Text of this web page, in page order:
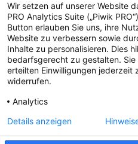
PRESSEINFOS
Fotos & Media
Digitale Pressemappen
Patientenaktionen
DKMS SPENDENKONTO
DKMS Donor Center gGmbH
Wir setzen auf unserer Website
PRO Analytics Suite („Piwik
Button erlauben Sie uns, ihre
Website zu verbessern sowie
Inhalte zu personalisieren. Dies
bedarfsgerecht zu gestalten.
erteilten Einwilligungen jederzeit
widerrufen.
Analytics
Details anzeigen